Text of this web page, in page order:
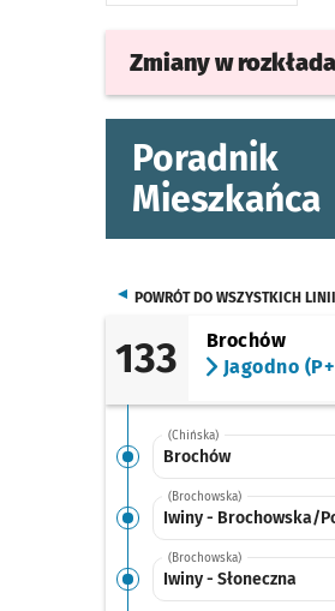
Zmiany w
Poradnik
Mieszkańca
POWRÓT DO WSZYSTKICH LINII
133
Brochów
Jagodno
(Chińska)
Brochów
(Brochowska)
Iwiny - Brochowska/
(Brochowska)
Iwiny - Słoneczna